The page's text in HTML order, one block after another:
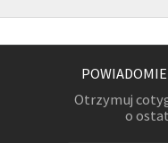
Otrzymuj
o